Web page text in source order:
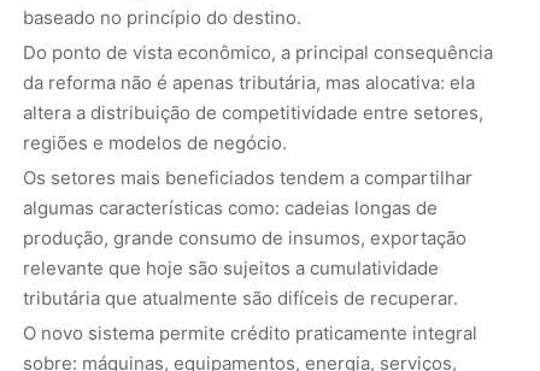
baseado no princípio do destino.
Do ponto de vista econômico, a principal consequência
da reforma não é apenas tributária, mas alocativa: ela
altera a distribuição de competitividade entre setores,
regiões e modelos de negócio.
Os setores mais beneficiados tendem a compartilhar
algumas características como: cadeias longas de
produção, grande consumo de insumos, exportação
relevante que hoje são sujeitos a cumulatividade
tributária que atualmente são difíceis de recuperar.
O novo sistema permite crédito praticamente integral
sobre: máquinas, equipamentos, energia, serviços,